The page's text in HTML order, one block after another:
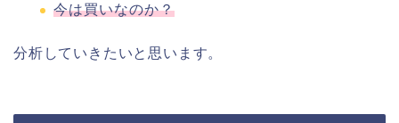
今は買いなのか？
分析していきたいと思います。